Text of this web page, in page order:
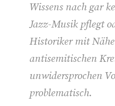
Wissens nach gar
Jazz-Musik pflegt
Historiker mit
antisemitischen
unwidersprochen
problematisch.